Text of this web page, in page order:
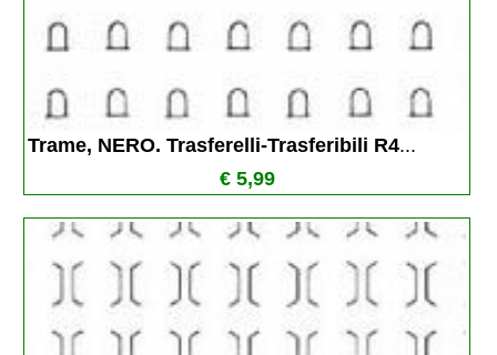
Trame, NERO. Trasferelli-Trasferibili R4...
€ 5,99